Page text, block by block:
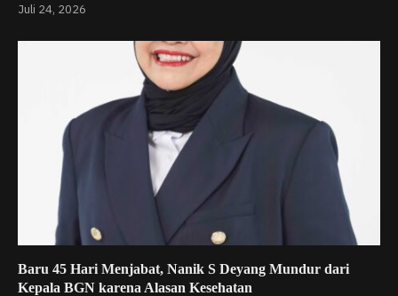
Juli 24, 2026
Baru 45 Hari Menjabat, Nanik S Deyang Mundur dari
Kepala BGN karena Alasan Kesehatan